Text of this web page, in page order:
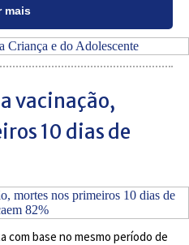
mais
vacinação,
10 dias de
com base no mesmo período de